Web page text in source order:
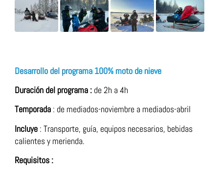
Desarrollo del programa 100% moto de nieve
Duración del programa : de 2h a 4h
Temporada : de mediados-noviembre a mediados-abril
Incluye : Transporte, guía, equipos necesarios, bebidas
calientes y merienda.
Requisitos :